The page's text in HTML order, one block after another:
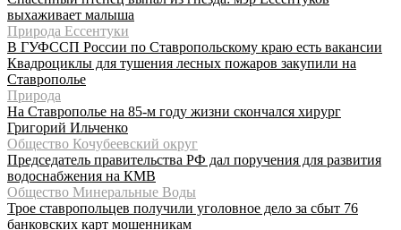
выхаживает малыша
Природа Ессентуки
В ГУФССП России по Ставропольскому краю есть вакансии
Квадроциклы для тушения лесных пожаров закупили на
Ставрополье
Природа
На Ставрополье на 85-м году жизни скончался хирург
Григорий Ильченко
Общество Кочубеевский округ
Председатель правительства РФ дал поручения для развития
водоснабжения на КМВ
Общество Минеральные Воды
Трое ставропольцев получили уголовное дело за сбыт 76
банковских карт мошенникам